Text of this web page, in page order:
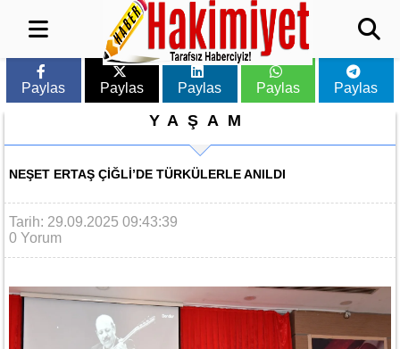
Paylas Paylas Paylas Paylas Paylas
YAŞAM
NEŞET ERTAŞ ÇIĞLI’DE TÜRKÜLERLE ANILDI
Tarih: 29.09.2025 09:43:39
0 Yorum